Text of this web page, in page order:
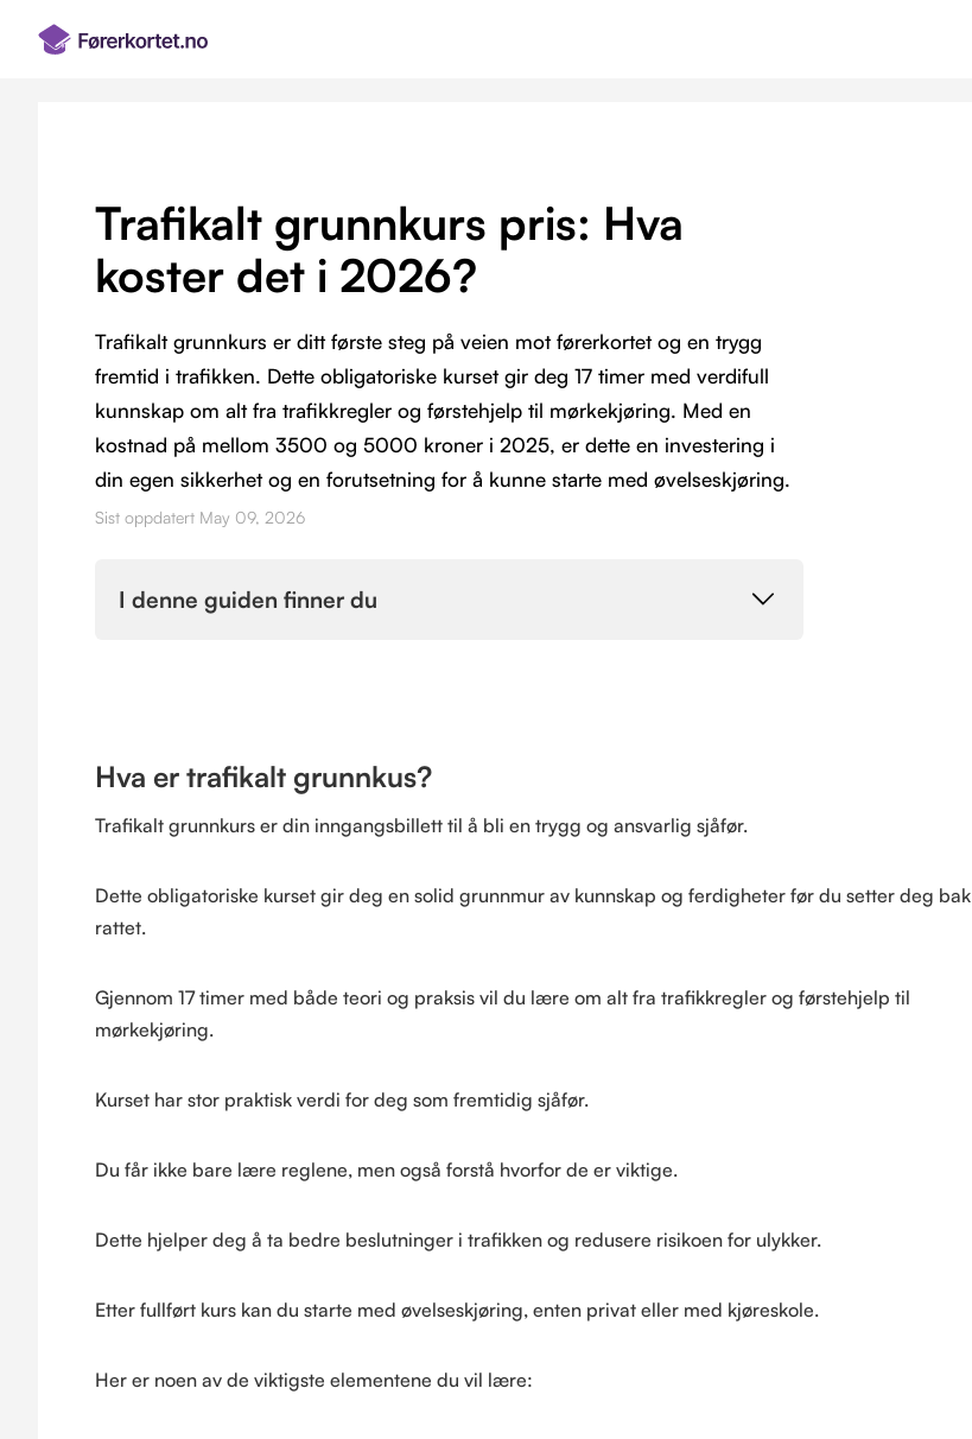
Trafikalt grunnkurs pris: Hva
koster det i 2026?
Trafikalt grunnkurs er ditt første steg på veien mot førerkortet og en trygg
fremtid i trafikken. Dette obligatoriske kurset gir deg 17 timer med verdifull
kunnskap om alt fra trafikkregler og førstehjelp til mørkekjøring. Med en
kostnad på mellom 3500 og 5000 kroner i 2025, er dette en investering i
din egen sikkerhet og en forutsetning for å kunne starte med øvelseskjøring.
Sist oppdatert May 09, 2026
I denne guiden finner du
Hva er trafikalt grunnkus?
Trafikalt grunnkurs er din inngangsbillett til å bli en trygg og ansvarlig sjåfør.
Dette obligatoriske kurset gir deg en solid grunnmur av kunnskap og ferdigheter før du setter deg bak
rattet.
Gjennom 17 timer med både teori og praksis vil du lære om alt fra trafikkregler og førstehjelp til
mørkekjøring.
Kurset har stor praktisk verdi for deg som fremtidig sjåfør.
Du får ikke bare lære reglene, men også forstå hvorfor de er viktige.
Dette hjelper deg å ta bedre beslutninger i trafikken og redusere risikoen for ulykker.
Etter fullført kurs kan du starte med øvelseskjøring, enten privat eller med kjøreskole.
Her er noen av de viktigste elementene du vil lære: